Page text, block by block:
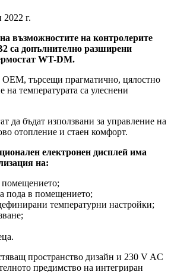
2022 г.
възможностите на контролерите
са допълнително разширени
WT-DM.
търсещи прагматично, цялостно
на температурата са улеснени
да бъдат използвани за управление на
отопление и стаен комфорт.
електронен дисплей има
на:
помещението;
пода в помещението;
температурни настройки;
пространство дизайн и 230 V AC
предимство на интегриран